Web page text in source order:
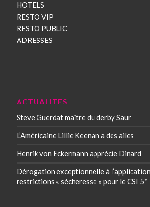
HOTELS
RESTO VIP
RESTO PUBLIC
ADRESSES
ACTUALITES
Steve Guerdat maître du derby Saur
L’Américaine Lillie Keenan a des ailes
Henrik von Eckermann apprécie Dinard
Dérogation exceptionnelle à
restrictions « sécheresse » pour le CSI 5*